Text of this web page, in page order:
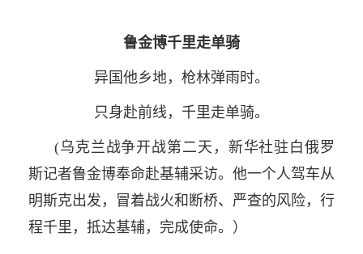
鲁金博千里走单骑
异国他乡地，枪林弹雨时。
只身赴前线，千里走单骑。
(乌克兰战争开战第二天，新华社驻白俄罗
斯记者鲁金博奉命赴基辅采访。他一个人驾车从
明斯克出发，冒着战火和断桥、严查的风险，行
程千里，抵达基辅，完成使命。）